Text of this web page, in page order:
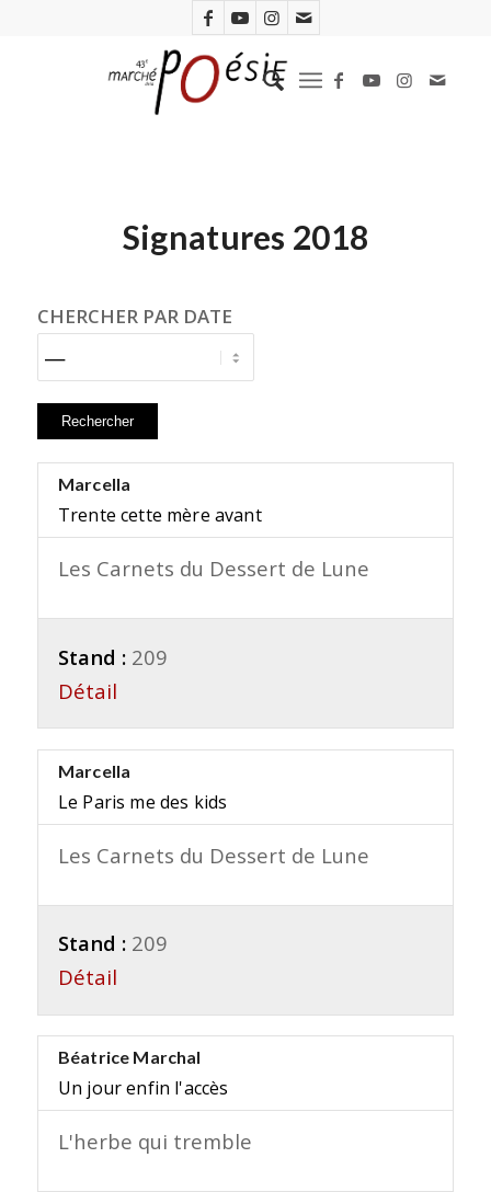
Signatures 2018
CHERCHER PAR DATE
Marcella
Trente cette mère avant
Les Carnets du Dessert de Lune
Stand : 209
Détail
Marcella
Le Paris me des kids
Les Carnets du Dessert de Lune
Stand : 209
Détail
Béatrice Marchal
Un jour enfin l'accès
L'herbe qui tremble